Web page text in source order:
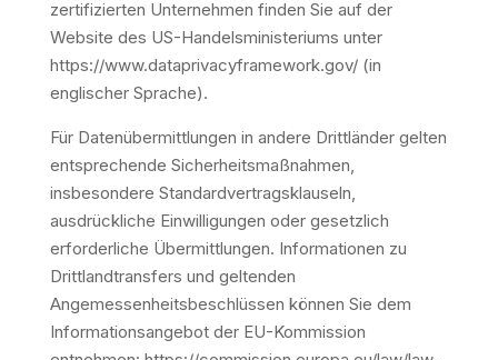
zertifizierten Unternehmen finden Sie auf der
Website des US-Handelsministeriums unter
https://www.dataprivacyframework.gov/(in
englischer Sprache).
Für Datenübermittlungen in andere Drittländer gelten
entsprechende Sicherheitsmaßnahmen,
insbesondere Standardvertragsklauseln,
ausdrückliche Einwilligungen oder gesetzlich
erforderliche Übermittlungen. Informationen zu
Drittlandtransfers und geltenden
Angemessenheitsbeschlüssen können Sie dem
Informationsangebot der EU-Kommission